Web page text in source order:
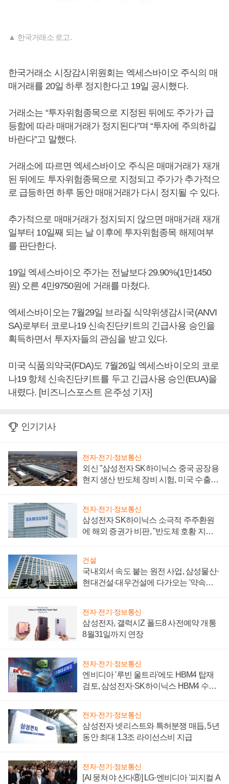
▲ 한국거래소 로고.
한국거래소 시장감시위원회는 엑세스바이오 주식의 매
매거래를 20일 하루 정지한다고 19일 공시했다.
거래소는 “투자위험종목으로 지정된 뒤에도 주가가 급
등함에 따라 매매거래가 정지된다”며 “투자에 주의하길
바란다”고 말했다.
거래소에 따르면 엑세스바이오 주식은 매매거래가 재개
된 뒤에도 투자위험종목으로 지정되고 주가가 추가적으
로 급등하면 하루 동안 매매거래가 다시 정지될 수 있다.
추가적으로 매매거래가 정지되지 않으면 매매거래 재개
일부터 10일째 되는 날 이후에 투자위험종목 해제여부
를 판단한다.
19일 엑세스바이오 주가는 전날보다 29.90%(1만1450
원) 오른 4만9750원에 거래를 마쳤다.
엑세스바이오는 7월29일 브라질 식약위생감시국(ANVI
SA)로부터 코로나19 신속진단키트의 긴급사용 승인을
획득하면서 투자자들의 관심을 받고 있다.
미국 식품의약국(FDA)도 7월26일 엑세스바이오의 코로
나19 항체 신속진단키트를 두고 긴급사용 승인(EUA)을
내렸다. [비즈니스포스트 은주성 기자]
인기기사
전자·전기·정보통신
외신 "삼성전자 SK하이닉스 중국 공장용
현지 생산 반도체 장비 시험, 미국 수출통
전자·전기·정보통신
삼성전자 SK하이닉스 소극적 주주환원
에 해외 증권가 비판, "반도체 호황 지속
건설
국내외서 속도 붙는 원전 사업, 삼성물산·
현대건설·대우건설에 다가오는 '약속의
전자·전기·정보통신
삼성전자, 갤럭시Z 폴드8 사전예약 개통
8월31일까지 연장
전자·전기·정보통신
엔비디아 '루빈 울트라'에도 HBM4 탑재
검토, 삼성전자·SK하이닉스 HBM4 수율
전자·전기·정보통신
삼성전자 넷리스트와 특허분쟁 매듭, 5년
동안 최대 1.3조 라이선스비 지급
전자·전기·정보통신
[AI 뭉쳐야 산다⑧] LG·엔비디아 '피지컬 A